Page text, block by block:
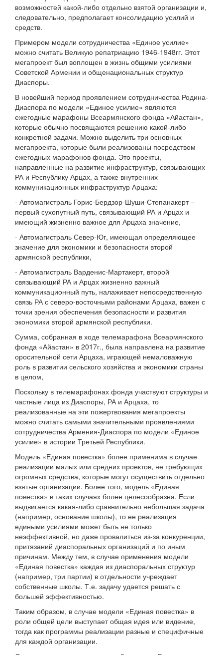
возможностей какой-либо отдельно взятой организации и,
следовательно, предполагает консолидацию усилий и
средств.
Примером модели сотрудничества «Единое усилие»
можно считать Великую репатриацию 1946-1948гг. Этот
мегапроект был воплощен в жизнь общими усилиями
Советской Армении и общенациональных структур
Диаспоры.
В новейший период проявлением сотрудничества Родина-
Диаспора по модели «Единое усилие» являются
ежегодные марафоны Всеармянского фонда «Айастан»,
которые обычно посвящаются решению какой-либо
конкретной задачи. Можно выделить три основных
мегапроекта, которые были реализованы посредством
ежегодных марафонов фонда. Это проекты,
направленные на развитие инфраструктур, связывающих
РА и Республику Арцах, а также внутренних
коммуникационных инфраструктур Арцаха:
- Автомагистраль Горис-Бердзор-Шуши-Степанакерт –
первый сухопутный путь, связывающий РА и Арцах и
имеющий жизненно важное для Арцаха значение,
- Автомагистраль Север-Юг, имеющая определяющее
значение для экономики и безопасности второй
армянской республики,
- Автомагистраль Варденис-Мартакерт, второй
связывающий РА и Арцах жизненно важный
коммуникационный путь, налаживает непосредственную
связь РА с северо-восточными районами Арцаха, важен с
точки зрения обеспечения безопасности и развития
экономики второй армянской республики.
Сумма, собранная в ходе телемарафона Всеармянского
фонда «Айастан» в 2017г., была направлена на развитие
оросительной сети Арцаха, играющей немаловажную
роль в развитии сельского хозяйства и экономики страны
в целом,
Поскольку в телемарафонах фонда участвуют структуры и
частные лица из Диаспоры, РА и Арцаха, то
реализованные на эти пожертвования мегапроекты
можно считать самыми значительными проявлениями
сотрудничества Армения-Диаспора по модели «Единое
усилие» в истории Третьей Республики.
Модель «Единая повестка» более применима в случае
реализации малых или средних проектов, не требующих
огромных средства, которые могут осуществить отдельно
взятые организации. Более того, модель «Единая
повестка» в таких случаях более целесообразна. Если
выдвигается какая-либо сравнительно небольшая задача
(например, основание школы), то ее реализация
едиными усилиями может быть не только
неэффективной, но даже провалиться из-за конкуренции,
притязаний диаспоральных организаций и по иным
причинам. Между тем, в случае применения модели
«Единая повестка» каждая из диаспоральных структур
(например, три партии) в отдельности учреждает
собственные школы. Т.е. задачу удается решать с
большей эффективностью.
Таким образом, в случае модели «Единая повестка» в
роли общей цели выступает общая идея или видение,
тогда как программы реализации разные и специфичные
для каждой организации.